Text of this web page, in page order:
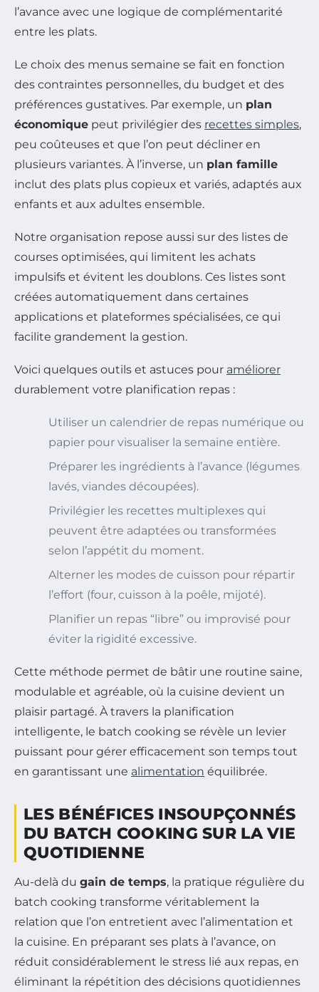
l’avance avec une logique de complémentarité
entre les plats.
Le choix des menus semaine se fait en fonction
des contraintes personnelles, du budget et des
préférences gustatives. Par exemple, un plan
économique peut privilégier des recettes simples,
peu coûteuses et que l’on peut décliner en
plusieurs variantes. À l’inverse, un plan famille
inclut des plats plus copieux et variés, adaptés aux
enfants et aux adultes ensemble.
Notre organisation repose aussi sur des listes de
courses optimisées, qui limitent les achats
impulsifs et évitent les doublons. Ces listes sont
créées automatiquement dans certaines
applications et plateformes spécialisées, ce qui
facilite grandement la gestion.
Voici quelques outils et astuces pour améliorer
durablement votre planification repas :
Utiliser un calendrier de repas numérique ou
papier pour visualiser la semaine entière.
Préparer les ingrédients à l’avance (légumes
lavés, viandes découpées).
Privilégier les recettes multiplexes qui
peuvent être adaptées ou transformées
selon l’appétit du moment.
Alterner les modes de cuisson pour répartir
l’effort (four, cuisson à la poêle, mijoté).
Planifier un repas “libre” ou improvisé pour
éviter la rigidité excessive.
Cette méthode permet de bâtir une routine saine,
modulable et agréable, où la cuisine devient un
plaisir partagé. À travers la planification
intelligente, le batch cooking se révèle un levier
puissant pour gérer efficacement son temps tout
en garantissant une alimentation équilibrée.
LES BÉNÉFICES INSOUPÇONNÉS
DU BATCH COOKING SUR LA VIE
QUOTIDIENNE
Au-delà du gain de temps, la pratique régulière du
batch cooking transforme véritablement la
relation que l’on entretient avec l’alimentation et
la cuisine. En préparant ses plats à l’avance, on
réduit considérablement le stress lié aux repas, en
éliminant la répétition des décisions quotidiennes